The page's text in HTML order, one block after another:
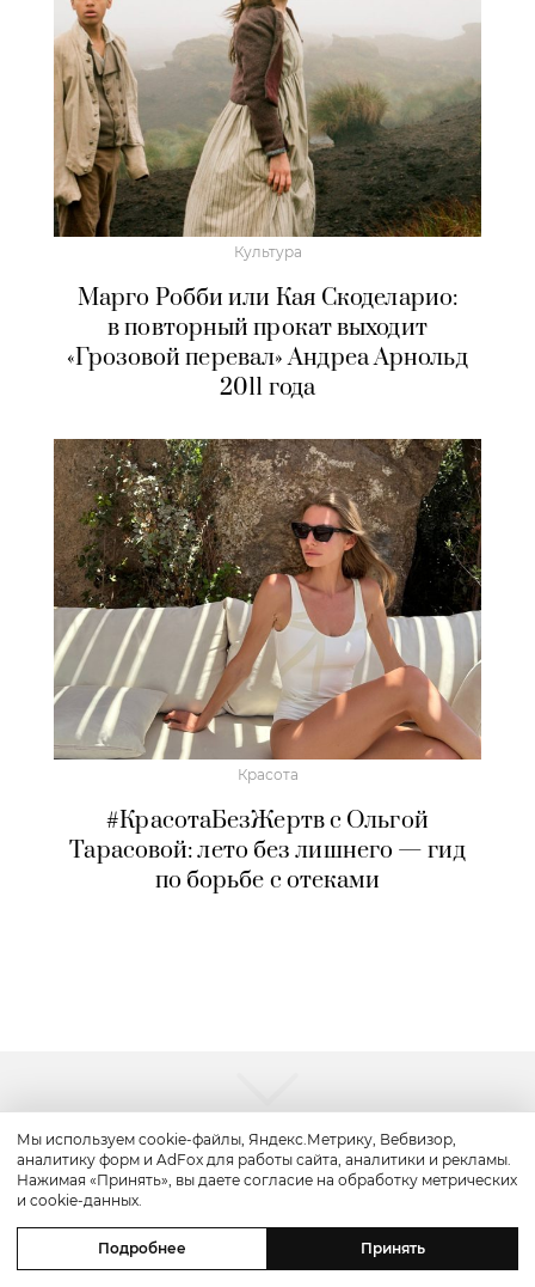
Культура
Марго Робби или Кая Скоделарио:
в повторный прокат выходит
«Грозовой перевал» Андреа Арнольд
2011 года
Красота
#КрасотаБезЖертв с Ольгой
Тарасовой: лето без лишнего — гид
по борьбе с отеками
Мы используем cookie-файлы, Яндекс.Метрику, Вебвизор,
аналитику форм и AdFox для работы сайта, аналитики и рекламы.
Нажимая «Принять», вы даете согласие на обработку метрических
и cookie-данных.
Подробнее Принять